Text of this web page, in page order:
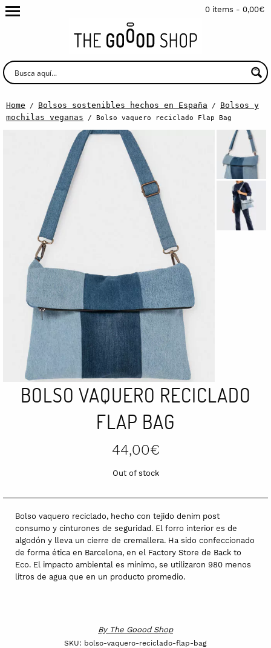
0 items - 0,00€
Home / Bolsos sostenibles hechos en España / Bolsos y
mochilas veganas / Bolso vaquero reciclado Flap Bag
BOLSO VAQUERO RECICLADO
FLAP BAG
44,00€
Out of stock
Bolso vaquero reciclado, hecho con tejido denim post
consumo y cinturones de seguridad. El forro interior es de
algodón y lleva un cierre de cremallera. Ha sido confeccionado
de forma ética en Barcelona, en el Factory Store de Back to
Eco. El impacto ambiental es mínimo, se utilizaron 980 menos
litros de agua que en un producto promedio.
By The Goood Shop
SKU: bolso-vaquero-reciclado-flap-bag